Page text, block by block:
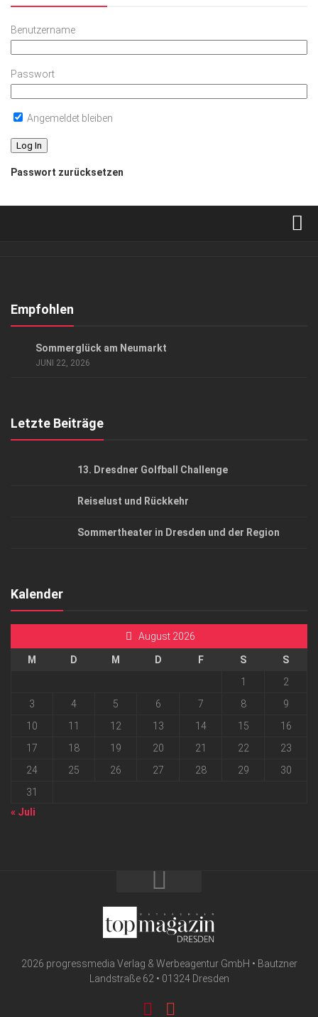
Benutzername
Passwort
Angemeldet bleiben
Passwort zurücksetzen
Kontakt, Impressum
Empfohlen
Sommerglück am Neumarkt
JUNI 22, 2026
Letzte Beiträge
13. Dresdner Golfball Challenge
Reiselust und Rückkehr
Sommertheater in Dresden und der Region
Kalender
August 2026
M D M D F S
S
1
2
3
4 5 6 7 8
9
10
11 12 13 14 15
16
17
18 19 20 21 22
23
24
25 26 27 28 29
30
31
« Juli
2026 progressmedia Verlag & Werbeagentur GmbH • Bautzner
Landstraße 62 • 01324 Dresden